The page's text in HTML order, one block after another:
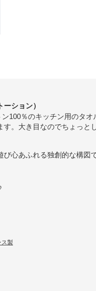
ション）
100％のキッチン用のタ
。大き目なのでちょっと
心あふれる独創的な構
ス製